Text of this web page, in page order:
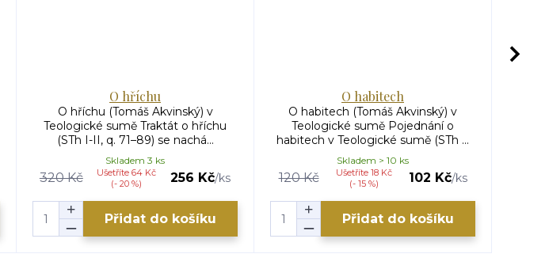
O hříchu
O hříchu (Tomáš Akvinský) v
Teologické sumě Traktát o hříchu
(STh I-II, q. 71–89) se nachá...
320 Kč
Ušetříte 64 Kč
(- 20 %)
256 Kč/ks
Skladem 3 ks
Přidat do košíku
O habitech
O habitech (Tomáš Akvinský) v
Teologické sumě Pojednání o
habitech v Teologické sumě (STh ...
120 Kč
Ušetříte 18 Kč
(- 15 %)
102 Kč/ks
Skladem > 10 ks
Přidat do košíku